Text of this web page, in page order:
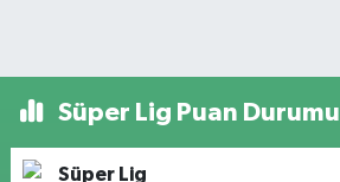
Süper Lig Puan Durumu
Süper Lig